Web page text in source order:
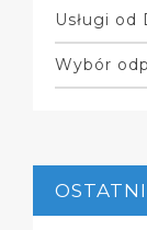
Usługi od
Wybór